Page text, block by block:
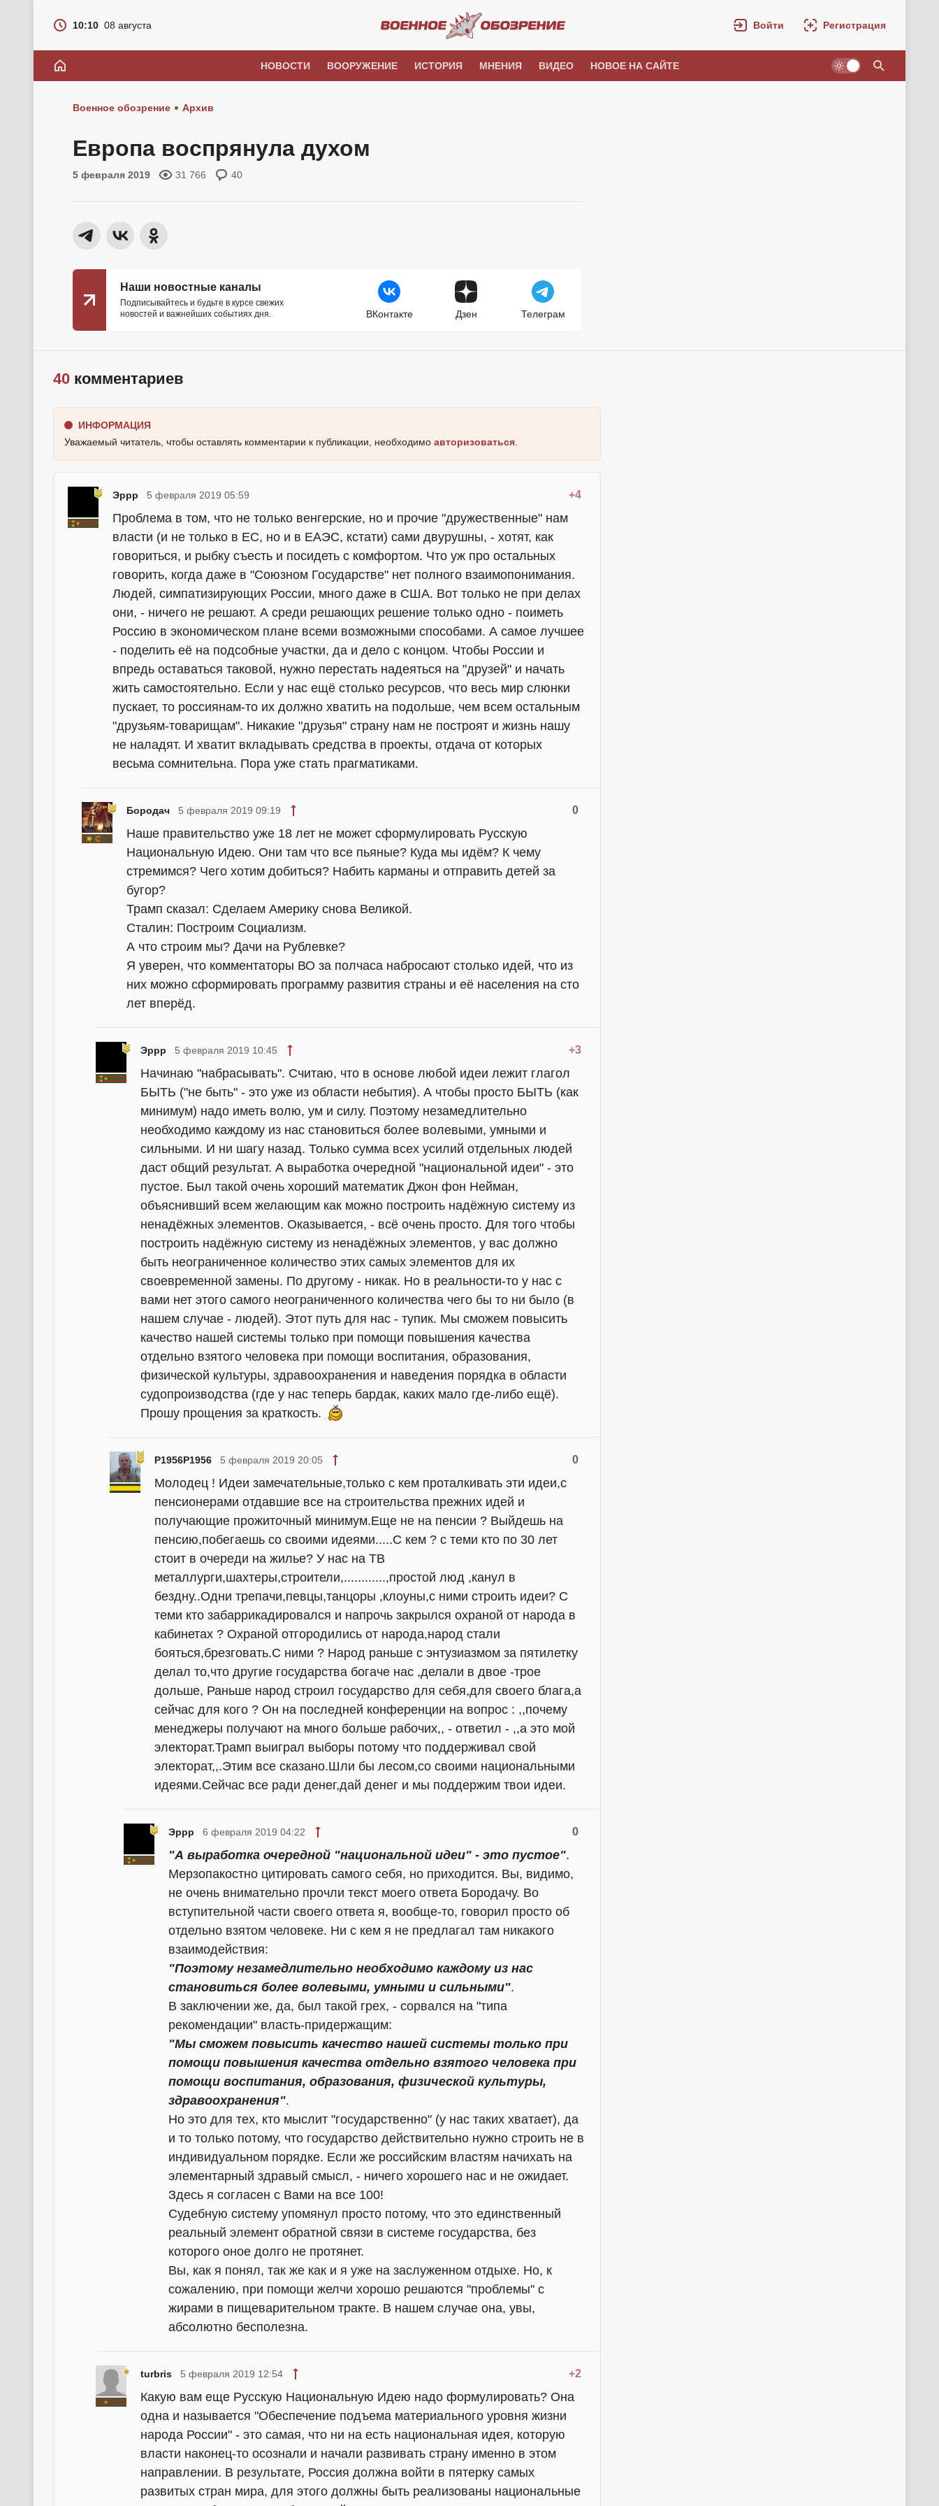
10:10 08 августа Войти Регистрация
НОВОСТИ ВООРУЖЕНИЕ ИСТОРИЯ МНЕНИЯ ВИДЕО НОВОЕ НА САЙТЕ
Военное обозрение Архив
Европа воспрянула духом
5 февраля 2019 31 766 40
Наши новостные каналы
Подписывайтесь и будьте в курсе свежих
новостей и важнейших событиях дня.
ВКонтакте Дзен Телеграм
40 комментариев
ИНФОРМАЦИЯ
Уважаемый читатель, чтобы оставлять комментарии к публикации, необходимо авторизоваться
Эррр +4
5 февраля 2019 05:59
Проблема в том, что не только венгерские, но и прочие "дружественные" нам
власти (и не только в ЕС, но и в ЕАЭС, кстати) сами двурушны, - хотят, как
говориться, и рыбку съесть и посидеть с комфортом. Что уж про остальных
говорить, когда даже в "Союзном Государстве" нет полного взаимопонимания.
Людей, симпатизирующих России, много даже в США. Вот только не при делах
они, - ничего не решают. А среди решающих решение только одно - поиметь
Россию в экономическом плане всеми возможными способами. А самое лучшее
- поделить её на подсобные участки, да и дело с концом. Чтобы России и
впредь оставаться таковой, нужно перестать надеяться на "друзей" и начать
жить самостоятельно. Если у нас ещё столько ресурсов, что весь мир слюнки
пускает, то россиянам-то их должно хватить на подольше, чем всем остальным
"друзьям-товарищам". Никакие "друзья" страну нам не построят и жизнь нашу
не наладят. И хватит вкладывать средства в проекты, отдача от которых
весьма сомнительна. Пора уже стать прагматиками.
Бородач 0
5 февраля 2019 09:19
Наше правительство уже 18 лет не может сформулировать Русскую
Национальную Идею. Они там что все пьяные? Куда мы идём? К чему
стремимся? Чего хотим добиться? Набить карманы и отправить детей за
бугор?
Трамп сказал: Сделаем Америку снова Великой.
Сталин: Построим Социализм.
А что строим мы? Дачи на Рублевке?
Я уверен, что комментаторы ВО за полчаса набросают столько идей, что из
них можно сформировать программу развития страны и её населения на сто
лет вперёд.
Эррр +3
5 февраля 2019 10:45
Начинаю "набрасывать". Считаю, что в основе любой идеи лежит глагол
БЫТЬ ("не быть" - это уже из области небытия). А чтобы просто БЫТЬ (как
минимум) надо иметь волю, ум и силу. Поэтому незамедлительно
необходимо каждому из нас становиться более волевыми, умными и
сильными. И ни шагу назад. Только сумма всех усилий отдельных людей
даст общий результат. А выработка очередной "национальной идеи" - это
пустое. Был такой очень хороший математик Джон фон Нейман,
объяснивший всем желающим как можно построить надёжную систему из
ненадёжных элементов. Оказывается, - всё очень просто. Для того чтобы
построить надёжную систему из ненадёжных элементов, у вас должно
быть неограниченное количество этих самых элементов для их
своевременной замены. По другому - никак. Но в реальности-то у нас с
вами нет этого самого неограниченного количества чего бы то ни было (в
нашем случае - людей). Этот путь для нас - тупик. Мы сможем повысить
качество нашей системы только при помощи повышения качества
отдельно взятого человека при помощи воспитания, образования,
физической культуры, здравоохранения и наведения порядка в области
судопроизводства (где у нас теперь бардак, каких мало где-либо ещё).
Прошу прощения за краткость.
P1956P1956 0
5 февраля 2019 20:05
Молодец ! Идеи замечательные,только с кем проталкивать эти идеи,с
пенсионерами отдавшие все на строительства прежних идей и
получающие прожиточный минимум.Еще не на пенсии ? Выйдешь на
пенсию,побегаешь со своими идеями.....С кем ? с теми кто по 30 лет
стоит в очереди на жилье? У нас на ТВ
металлурги,шахтеры,строители,............,простой люд ,канул в
бездну..Одни трепачи,певцы,танцоры ,клоуны,с ними строить идеи? С
теми кто забаррикадировался и напрочь закрылся охраной от народа в
кабинетах ? Охраной отгородились от народа,народ стали
бояться,брезговать.С ними ? Народ раньше с энтузиазмом за пятилетку
делал то,что другие государства богаче нас ,делали в двое -трое
дольше, Раньше народ строил государство для себя,для своего блага,а
сейчас для кого ? Он на последней конференции на вопрос : ,,почему
менеджеры получают на много больше рабочих,, - ответил - ,,а это мой
электорат.Трамп выиграл выборы потому что поддерживал свой
электорат,,.Этим все сказано.Шли бы лесом,со своими национальными
идеями.Сейчас все ради денег,дай денег и мы поддержим твои идеи.
Эррр 0
6 февраля 2019 04:22
"А выработка очередной "национальной идеи" - это пустое".
Мерзопакостно цитировать самого себя, но приходится. Вы, видимо,
не очень внимательно прочли текст моего ответа Бородачу. Во
вступительной части своего ответа я, вообще-то, говорил просто об
отдельно взятом человеке. Ни с кем я не предлагал там никакого
взаимодействия:
"Поэтому незамедлительно необходимо каждому из нас
становиться более волевыми, умными и сильными".
В заключении же, да, был такой грех, - сорвался на "типа
рекомендации" власть-придержащим:
"Мы сможем повысить качество нашей системы только при
помощи повышения качества отдельно взятого человека при
помощи воспитания, образования, физической культуры,
здравоохранения".
Но это для тех, кто мыслит "государственно" (у нас таких хватает), да
и то только потому, что государство действительно нужно строить не в
индивидуальном порядке. Если же российским властям начихать на
элементарный здравый смысл, - ничего хорошего нас и не ожидает.
Здесь я согласен с Вами на все 100!
Судебную систему упомянул просто потому, что это единственный
реальный элемент обратной связи в системе государства, без
которого оное долго не протянет.
Вы, как я понял, так же как и я уже на заслуженном отдыхе. Но, к
сожалению, при помощи желчи хорошо решаются "проблемы" с
жирами в пищеварительном тракте. В нашем случае она, увы,
абсолютно бесполезна.
turbris +2
5 февраля 2019 12:54
Какую вам еще Русскую Национальную Идею надо формулировать? Она
одна и называется "Обеспечение подъема материального уровня жизни
народа России" - это самая, что ни на есть национальная идея, которую
власти наконец-то осознали и начали развивать страну именно в этом
направлении. В результате, Россия должна войти в пятерку самых
развитых стран мира, для этого должны быть реализованы национальные